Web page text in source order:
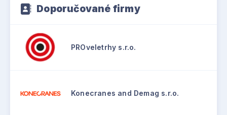
Doporučované firmy
PROveletrhy s.r.o.
Konecranes and Demag s.r.o.